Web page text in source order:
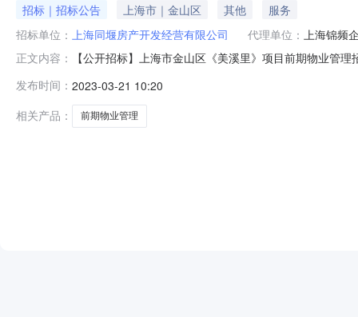
招标｜招标公告 上海市｜金山区 其他
服务
招标单位： 上海同堰房产开发经营有限公司 代理单位： 上海锦频
正文内容：
【公开招标】上海市金山区《美溪里》项目前期物业管
根据《中华人民共和国招标投标法》、《物业管理条例
发经营有限公司决定，采用公开招标的方式选聘本
发布时间： 2023-03-21 10:20
相关产品：
前期物业管理